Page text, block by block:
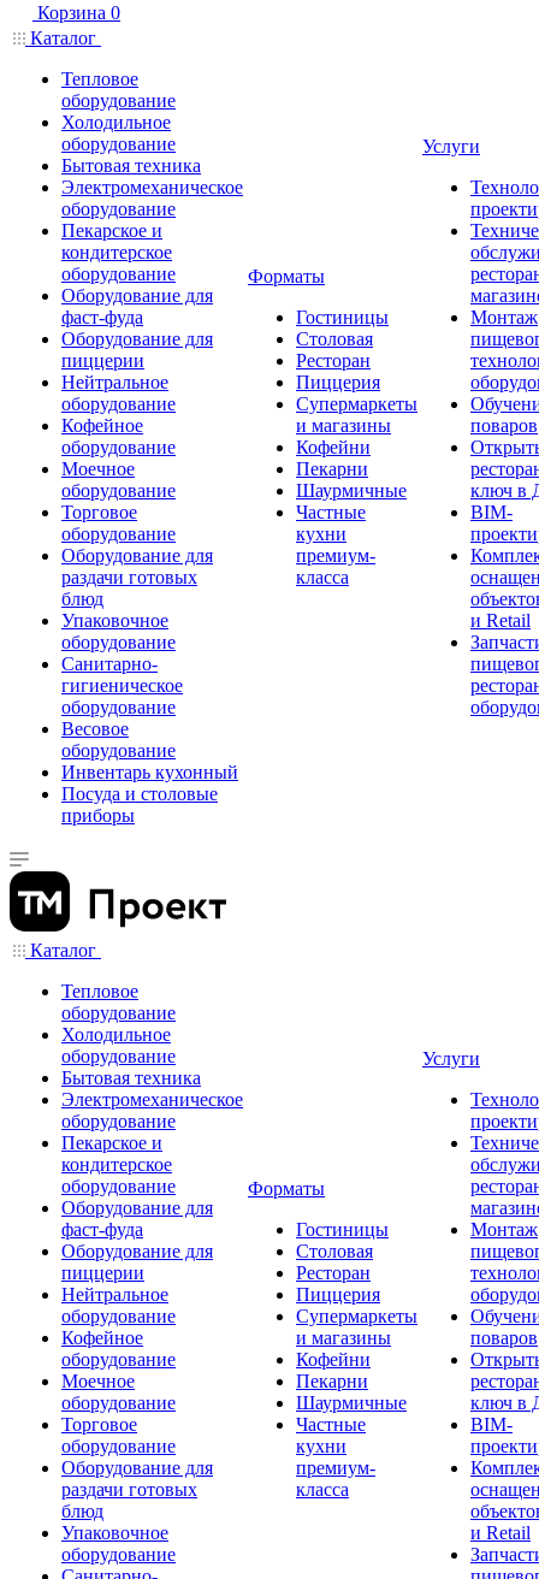
Корзина 0
Каталог
Тепловое
оборудование
Холодильное
оборудование
Бытовая техника
Электромеханическое
оборудование
Пекарское и
кондитерское
оборудование
Оборудование для
фаст-фуда
Оборудование для
пиццерии
Нейтральное
оборудование
Кофейное
оборудование
Моечное
оборудование
Торговое
оборудование
Оборудование для
раздачи готовых
блюд
Упаковочное
оборудование
Санитарно-
гигиеническое
оборудование
Весовое
оборудование
Инвентарь кухонный
Посуда и столовые
приборы
Форматы
Гостиницы
Столовая
Ресторан
Пиццерия
Супермаркеты
и магазины
Кофейни
Пекарни
Шаурмичные
Частные
кухни
премиум-
класса
Услуги
Монтаж
поваров
ключ в
BIM-
и Retail
Каталог
Тепловое
оборудование
Холодильное
оборудование
Бытовая техника
Электромеханическое
оборудование
Пекарское и
кондитерское
оборудование
Оборудование для
фаст-фуда
Оборудование для
пиццерии
Нейтральное
оборудование
Кофейное
оборудование
Моечное
оборудование
Торговое
оборудование
Оборудование для
раздачи готовых
блюд
Упаковочное
оборудование
Форматы
Гостиницы
Столовая
Ресторан
Пиццерия
Супермаркеты
и магазины
Кофейни
Пекарни
Шаурмичные
Частные
кухни
премиум-
класса
Услуги
Монтаж
поваров
ключ в
BIM-
и Retail